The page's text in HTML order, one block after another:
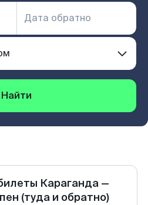
Найти
Караганда—
(туда и обратно)